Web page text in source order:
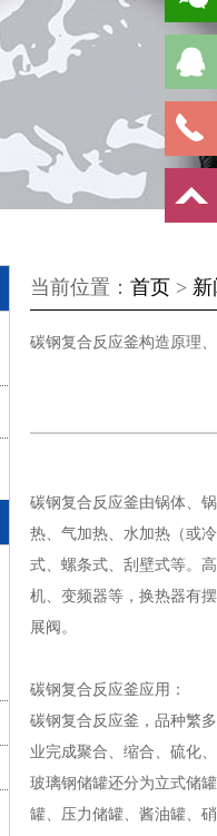
当前位置： 首页 >
碳钢复合反应釜构造原理
碳钢复合反应釜由锅体、
热、气加热、水加热（或
式、螺条式、刮壁式等。
机、变频器等，换热器有
展阀。
碳钢复合反应釜应用：
碳钢复合反应釜，品种繁
业完成聚合、缩合、硫化
玻璃钢储罐还分为立式储
罐、压力储罐、酱油罐、